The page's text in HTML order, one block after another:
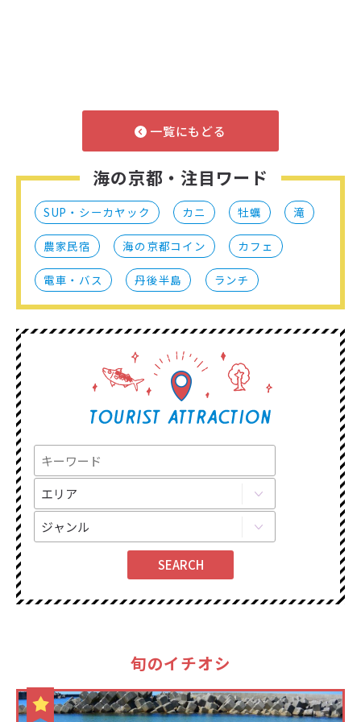
一覧にもどる
海の京都・注目ワード
SUP・シーカヤック カニ 牡蠣 滝
農家民宿 海の京都コイン カフェ
電車・バス 丹後半島 ランチ
旬のイチオシ